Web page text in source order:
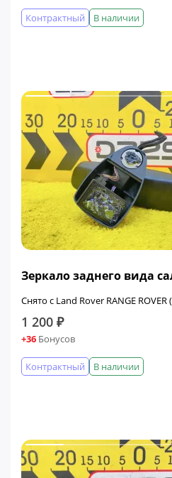
В наличии
Контрактный
Зеркало заднего вида
Снято с Land Rover RANGE ROVER
1 200 ₽
+36 Бонусов
В наличии
Контрактный